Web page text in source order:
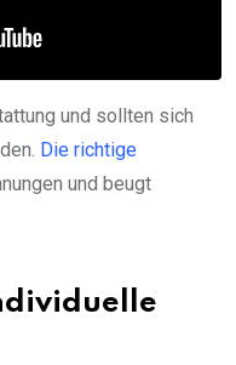
und sollten sich
Die richtige
und beugt